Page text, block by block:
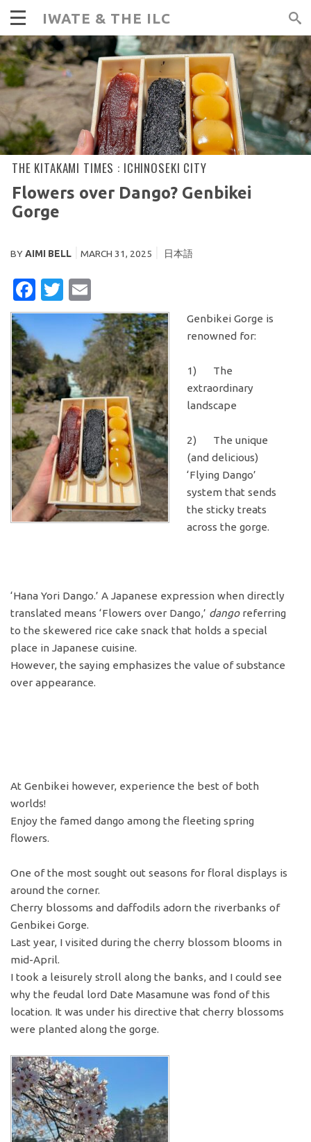
IWATE & THE ILC
THE KITAKAMI TIMES : ICHINOSEKI CITY
Flowers over Dango? Genbikei
Gorge
BYAIMI BELL MARCH 31, 2025 日本語
FACEBOOK
TWITTER
Genbikei Gorge is
renowned for:
1) The
extraordinary
landscape
2) The unique
(and delicious)
‘Flying Dango’
system that sends
the sticky treats
across the gorge.
‘Hana Yori Dango.’ A Japanese expression when directly
translated means ‘Flowers over Dango,’ dangoreferring
to the skewered rice cake snack that holds a special
place in Japanese cuisine.
However, the saying emphasizes the value of substance
over appearance.
At Genbikei however, experience the best of both
worlds!
Enjoy the famed dango among the fleeting spring
flowers.
One of the most sought out seasons for floral displays is
around the corner.
Cherry blossoms and daffodils adorn the riverbanks of
Genbikei Gorge.
Last year, I visited during the cherry blossom blooms in
mid-April.
I took a leisurely stroll along the banks, and I could see
why the feudal lord Date Masamune was fond of this
location. It was under his directive that cherry blossoms
were planted along the gorge.